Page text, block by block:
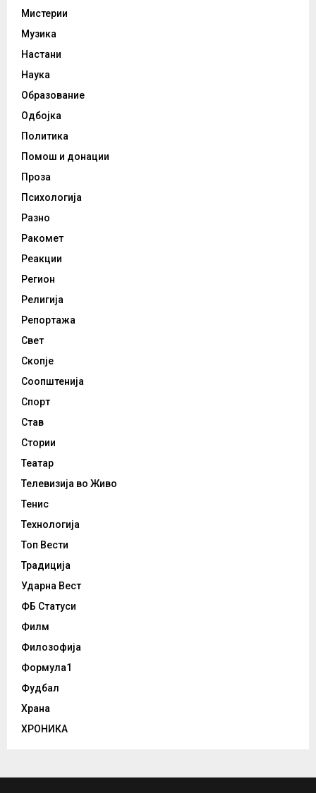
Мистерии
Музика
Настани
Наука
Образование
Одбојка
Политика
Помош и донации
Проза
Психологија
Разно
Ракомет
Реакции
Регион
Религија
Репортажа
Свет
Скопје
Соопштенија
Спорт
Став
Стории
Театар
Телевизија во Живо
Тенис
Технологија
Топ Вести
Традиција
Ударна Вест
ФБ Статуси
Филм
Филозофија
Формула1
Фудбал
Храна
ХРОНИКА